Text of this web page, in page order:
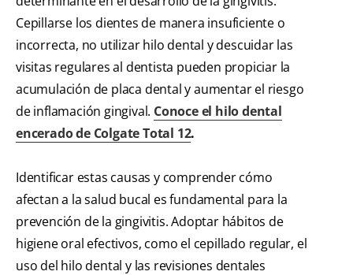
Cepillarse los dientes de manera insuficiente o
incorrecta, no utilizar hilo dental y descuidar las
visitas regulares al dentista pueden propiciar la
acumulación de placa dental y aumentar el riesgo
de inflamación gingival. Conoce el hilo dental
encerado de Colgate Total 12.
Identificar estas causas y comprender cómo
afectan a la salud bucal es fundamental para la
prevención de la gingivitis. Adoptar hábitos de
higiene oral efectivos, como el cepillado regular, el
uso del hilo dental y las revisiones dentales